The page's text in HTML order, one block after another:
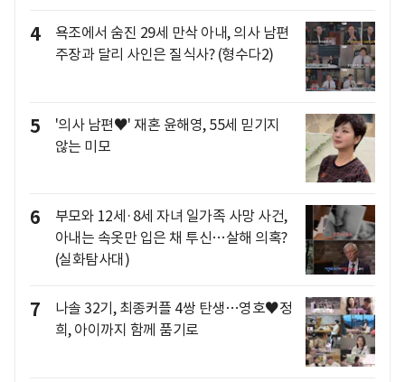
4
욕조에서 숨진 29세 만삭 아내, 의사 남편
주장과 달리 사인은 질식사? (형수다2)
5
'의사 남편♥' 재혼 윤해영, 55세 믿기지
않는 미모
6
부모와 12세·8세 자녀 일가족 사망 사건,
아내는 속옷만 입은 채 투신…살해 의혹?
(실화탐사대)
7
나솔 32기, 최종커플 4쌍 탄생…영호♥정
희, 아이까지 함께 품기로